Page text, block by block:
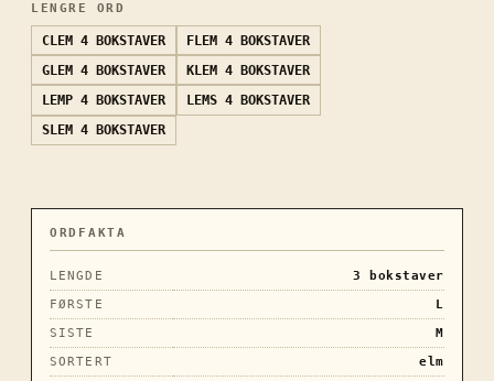
LENGRE ORD
CLEM 4 BOKSTAVER FLEM 4 BOKSTAVER
GLEM 4 BOKSTAVER KLEM 4 BOKSTAVER
LEMP 4 BOKSTAVER LEMS 4 BOKSTAVER
SLEM 4 BOKSTAVER
ORDFAKTA
LENGDE 3
bokstaver
FØRSTE
L
SISTE
M
SORTERT
elm